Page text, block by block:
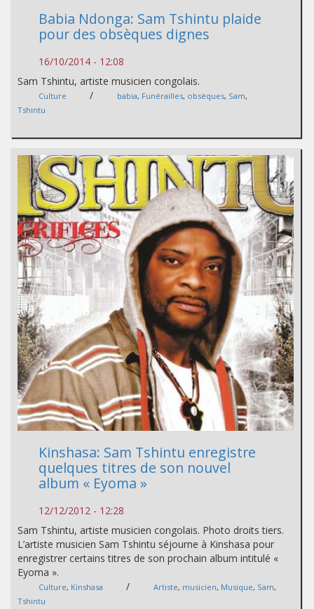
Babia Ndonga: Sam Tshintu plaide
pour des obsèques dignes
16/10/2014 - 12:08
Sam Tshintu, artiste musicien congolais.
Culture / babia, Funérailles, obsèques, Sam,
Tshintu
Kinshasa: Sam Tshintu enregistre
quelques titres de son nouvel
album « Eyoma »
12/12/2012 - 12:28
Sam Tshintu, artiste musicien congolais. Photo droits tiers.
L’artiste musicien Sam Tshintu séjourne à Kinshasa pour
enregistrer certains titres de son prochain album intitulé «
Eyoma ».
Culture, Kinshasa / Artiste, musicien, Musique, Sam,
Tshintu